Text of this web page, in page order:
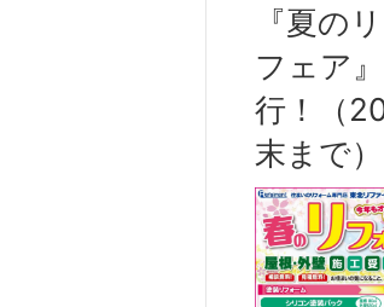
『夏の
フェア
行！（
末まで）